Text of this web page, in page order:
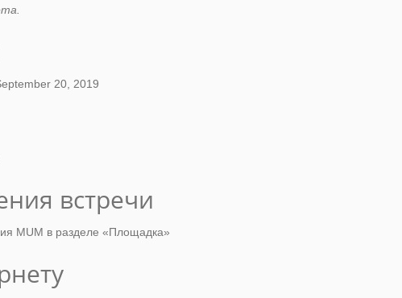
20, 2019
встречи
MUM в разделе «Площадка»